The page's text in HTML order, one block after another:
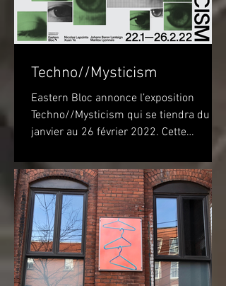
Techno//Mysticism
Eastern Bloc annonce l’exposition
Techno//Mysticism qui se tiendra du 22
janvier au 26 février 2022. Cette